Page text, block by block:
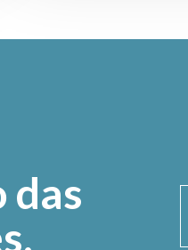
das